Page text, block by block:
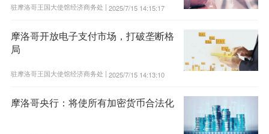
驻摩洛哥王国大使馆经济商务处 | 2025/7/15 14:15:17
摩洛哥开放电子支付市场，打破垄断格
局
驻摩洛哥王国大使馆经济商务处 | 2025/7/15 14:13:10
摩洛哥央行：将使所有加密货币合法化